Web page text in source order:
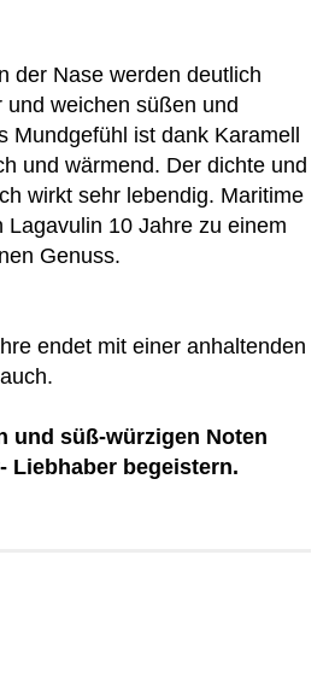
der Nase werden deutlich
weichen süßen und
Mundgefühl ist dank Karamell
und wärmend. Der dichte und
wirkt sehr lebendig. Maritime
Lagavulin 10 Jahre zu einem
Genuss.
endet mit einer anhaltenden
und süß-würzigen Noten
Liebhaber begeistern.